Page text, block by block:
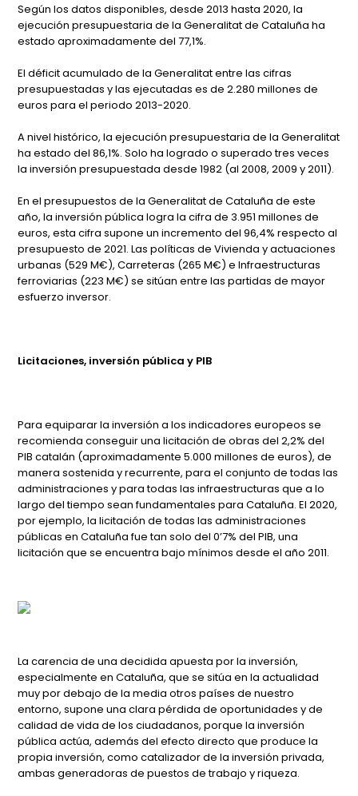
Según los datos disponibles, desde 2013 hasta 2020, la
ejecución presupuestaria de la Generalitat de Cataluña ha
estado aproximadamente del 77,1%.
El déficit acumulado de la Generalitat entre las cifras
presupuestadas y las ejecutadas es de 2.280 millones de
euros para el periodo 2013-2020.
A nivel histórico, la ejecución presupuestaria de la Generalitat
ha estado del 86,1%. Solo ha logrado o superado tres veces
la inversión presupuestada desde 1982 (al 2008, 2009 y 2011).
En el presupuestos de la Generalitat de Cataluña de este
año, la inversión pública logra la cifra de 3.951 millones de
euros, esta cifra supone un incremento del 96,4% respecto al
presupuesto de 2021. Las políticas de Vivienda y actuaciones
urbanas (529 M€), Carreteras (265 M€) e Infraestructuras
ferroviarias (223 M€) se sitúan entre las partidas de mayor
esfuerzo inversor.
Licitaciones, inversión pública y PIB
Para equiparar la inversión a los indicadores europeos se
recomienda conseguir una licitación de obras del 2,2% del
PIB catalán (aproximadamente 5.000 millones de euros), de
manera sostenida y recurrente, para el conjunto de todas las
administraciones y para todas las infraestructuras que a lo
largo del tiempo sean fundamentales para Cataluña. El 2020,
por ejemplo, la licitación de todas las administraciones
públicas en Cataluña fue tan solo del 0’7% del PIB, una
licitación que se encuentra bajo mínimos desde el año 2011.
La carencia de una decidida apuesta por la inversión,
especialmente en Cataluña, que se sitúa en la actualidad
muy por debajo de la media otros países de nuestro
entorno, supone una clara pérdida de oportunidades y de
calidad de vida de los ciudadanos, porque la inversión
pública actúa, además del efecto directo que produce la
propia inversión, como catalizador de la inversión privada,
ambas generadoras de puestos de trabajo y riqueza.